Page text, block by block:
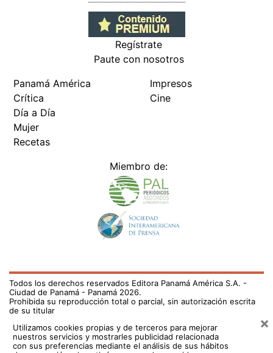
Regístrate
Paute con nosotros
Panamá América
Crítica
Día a Día
Mujer
Recetas
Impresos
Cine
Miembro de:
Todos los derechos reservados Editora Panamá América S.A. -
Ciudad de Panamá - Panamá 2026.
Prohibida su reproducción total o parcial, sin autorización escrita
de su titular
Utilizamos cookies propias y de terceros para mejorar
nuestros servicios y mostrarles publicidad relacionada
con sus preferencias mediante el análisis de sus hábitos
×